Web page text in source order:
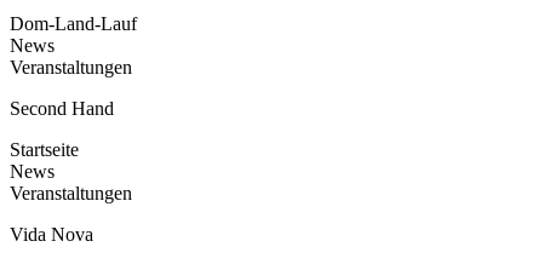
Dom-Land-Lauf
News
Veranstaltungen
Second Hand
Startseite
News
Veranstaltungen
Vida Nova